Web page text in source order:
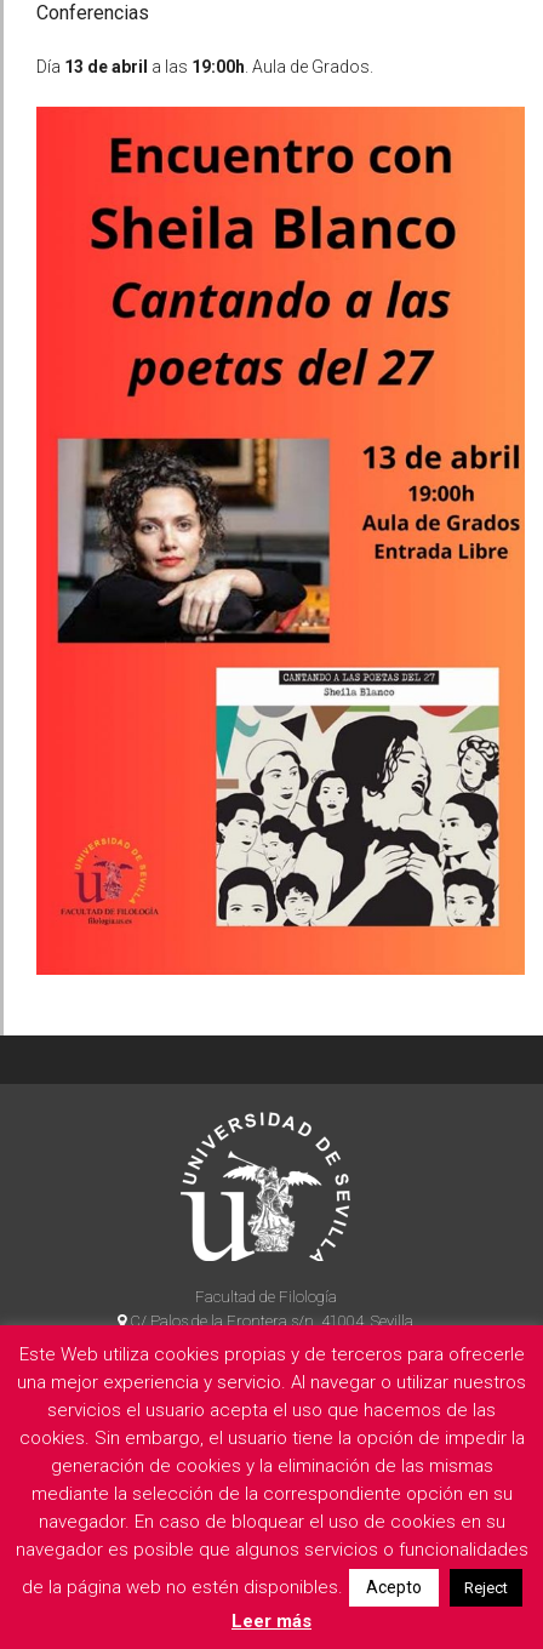
Conferencias
Día 13 de abril a las 19:00h . Aula de Grados.
Facultad de Filología
C/ Palos de la Frontera s/n, 41004, Sevilla
954 55 14 90
La Facultad Información legal Politica de privacidad Cookies
E
Este Web utiliza cookies propias y de terceros para ofrecerle
una mejor experiencia y servicio. Al navegar o utilizar nuestros
servicios el usuario acepta el uso que hacemos de las
cookies. Sin embargo, el usuario tiene la opción de impedir la
generación de cookies y la eliminación de las mismas
mediante la selección de la correspondiente opción en su
navegador. En caso de bloquear el uso de cookies en su
navegador es posible que algunos servicios o funcionalidades
de la página web no estén disponibles.
Acepto Reject
Leer más